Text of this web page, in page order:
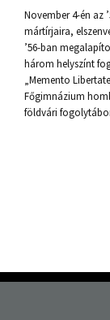
November 4-én az
mártírjaira,
’56-ban
három helyszínt
„Memento
Főgimnázium
földvári